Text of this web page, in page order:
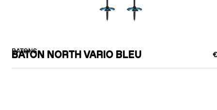
BATONS
BATON NORTH VARIO BLEU